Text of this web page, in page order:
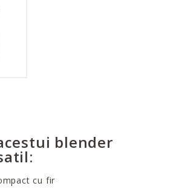
blender
cu fir